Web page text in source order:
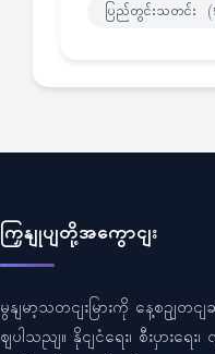
ပြည်တွင်းသတင်း
ကြှနျုပျတို့အကွောငျး
မွနျမာ့သတငျးမြားကို နေ့စဥျ
ဈပါသညျ။ နိုငျငံရေး၊ စီးပှား